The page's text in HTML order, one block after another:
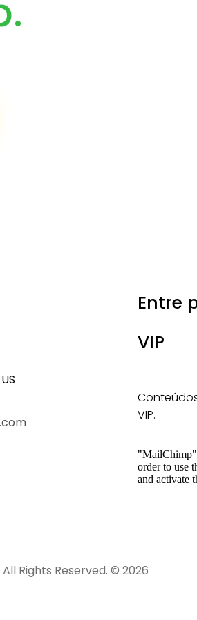
Entre
VIP
VIP.
order to use
and activate
All Rights Reserved. © 2026